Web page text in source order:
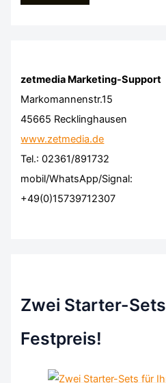
zetmedia Marketing-Support
Markomannenstr.15
45665 Recklinghausen
www.zetmedia.de
Tel.: 02361/891732
mobil/WhatsApp/Signal:
+49(0)15739712307
Zwei Starter-
Festpreis!